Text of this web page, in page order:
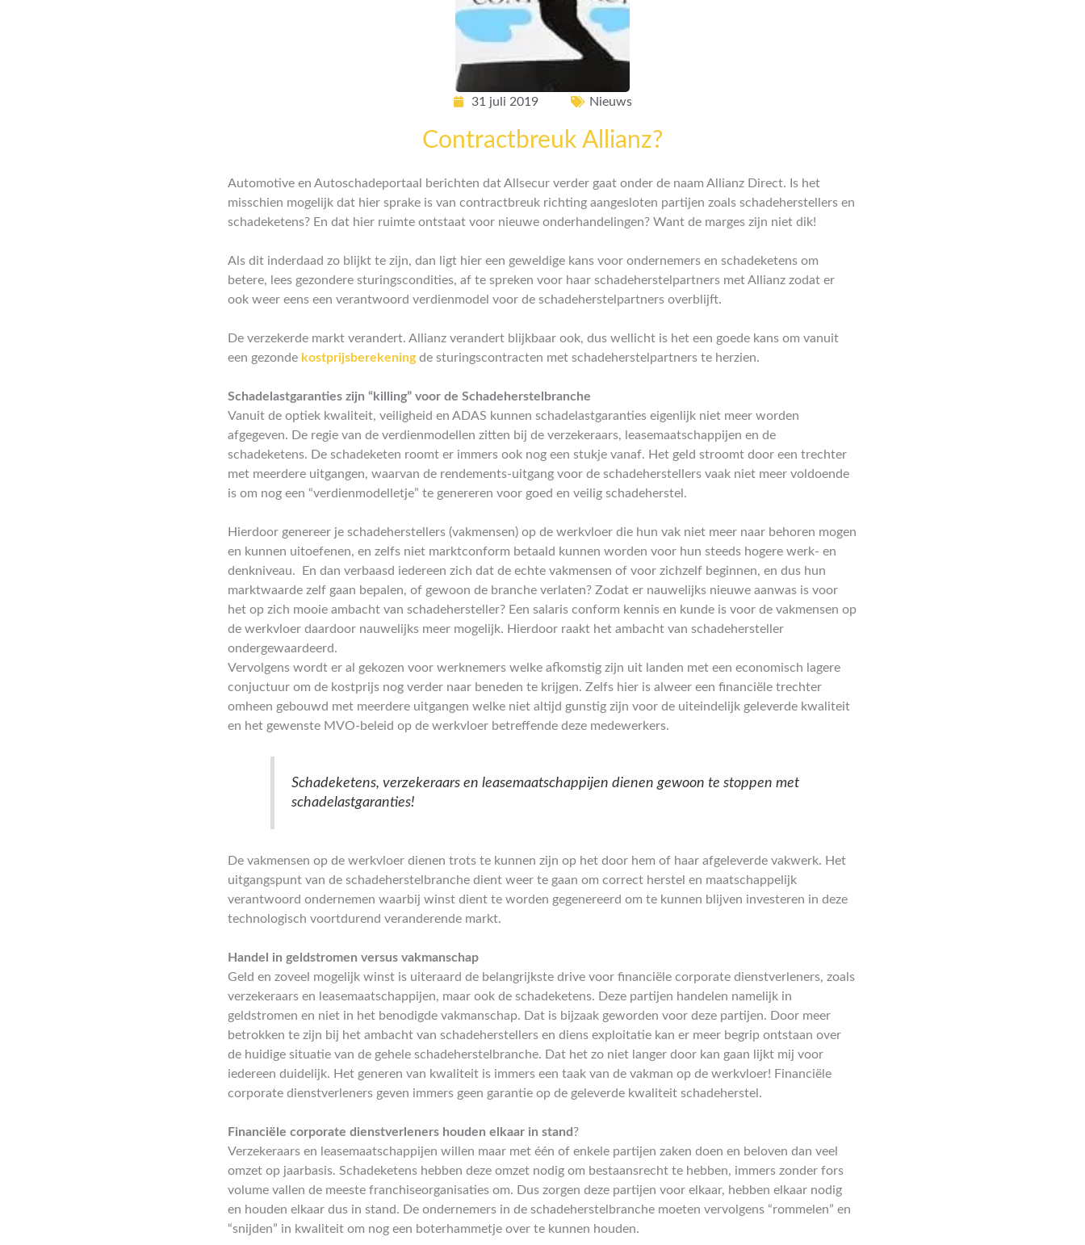
31 juli 2019 Nieuws
Contractbreuk Allianz?
Automotive en Autoschadeportaal berichten dat Allsecur verder gaat onder de naam Allianz Direct. Is het
misschien mogelijk dat hier sprake is van contractbreuk richting aangesloten partijen zoals schadeherstellers en
schadeketens? En dat hier ruimte ontstaat voor nieuwe onderhandelingen? Want de marges zijn niet dik!
Als dit inderdaad zo blijkt te zijn, dan ligt hier een geweldige kans voor ondernemers en schadeketens om
betere, lees gezondere sturingscondities, af te spreken voor haar schadeherstelpartners met Allianz zodat er
ook weer eens een verantwoord verdienmodel voor de schadeherstelpartners overblijft.
De verzekerde markt verandert. Allianz verandert blijkbaar ook, dus wellicht is het een goede kans om vanuit
een gezonde kostprijsberekening de sturingscontracten met schadeherstelpartners te herzien.
Schadelastgaranties zijn “killing” voor de Schadeherstelbranche
Vanuit de optiek kwaliteit, veiligheid en ADAS kunnen schadelastgaranties eigenlijk niet meer worden
afgegeven. De regie van de verdienmodellen zitten bij de verzekeraars, leasemaatschappijen en de
schadeketens. De schadeketen roomt er immers ook nog een stukje vanaf. Het geld stroomt door een trechter
met meerdere uitgangen, waarvan de rendements-uitgang voor de schadeherstellers vaak niet meer voldoende
is om nog een “verdienmodelletje” te genereren voor goed en veilig schadeherstel.
Hierdoor genereer je schadeherstellers (vakmensen) op de werkvloer die hun vak niet meer naar behoren mogen
en kunnen uitoefenen, en zelfs niet marktconform betaald kunnen worden voor hun steeds hogere werk- en
denkniveau. En dan verbaasd iedereen zich dat de echte vakmensen of voor zichzelf beginnen, en dus hun
marktwaarde zelf gaan bepalen, of gewoon de branche verlaten? Zodat er nauwelijks nieuwe aanwas is voor
het op zich mooie ambacht van schadehersteller? Een salaris conform kennis en kunde is voor de vakmensen op
de werkvloer daardoor nauwelijks meer mogelijk. Hierdoor raakt het ambacht van schadehersteller
ondergewaardeerd.
Vervolgens wordt er al gekozen voor werknemers welke afkomstig zijn uit landen met een economisch lagere
conjuctuur om de kostprijs nog verder naar beneden te krijgen. Zelfs hier is alweer een financiële trechter
omheen gebouwd met meerdere uitgangen welke niet altijd gunstig zijn voor de uiteindelijk geleverde kwaliteit
en het gewenste MVO-beleid op de werkvloer betreffende deze medewerkers.
Schadeketens, verzekeraars en leasemaatschappijen dienen gewoon te stoppen met
schadelastgaranties!
De vakmensen op de werkvloer dienen trots te kunnen zijn op het door hem of haar afgeleverde vakwerk. Het
uitgangspunt van de schadeherstelbranche dient weer te gaan om correct herstel en maatschappelijk
verantwoord ondernemen waarbij winst dient te worden gegenereerd om te kunnen blijven investeren in deze
technologisch voortdurend veranderende markt.
Handel in geldstromen versus vakmanschap
Geld en zoveel mogelijk winst is uiteraard de belangrijkste drive voor financiële corporate dienstverleners, zoals
verzekeraars en leasemaatschappijen, maar ook de schadeketens. Deze partijen handelen namelijk in
geldstromen en niet in het benodigde vakmanschap. Dat is bijzaak geworden voor deze partijen. Door meer
betrokken te zijn bij het ambacht van schadeherstellers en diens exploitatie kan er meer begrip ontstaan over
de huidige situatie van de gehele schadeherstelbranche. Dat het zo niet langer door kan gaan lijkt mij voor
iedereen duidelijk. Het generen van kwaliteit is immers een taak van de vakman op de werkvloer! Financiële
corporate dienstverleners geven immers geen garantie op de geleverde kwaliteit schadeherstel.
Financiële corporate dienstverleners houden elkaar in stand ?
Verzekeraars en leasemaatschappijen willen maar met één of enkele partijen zaken doen en beloven dan veel
omzet op jaarbasis. Schadeketens hebben deze omzet nodig om bestaansrecht te hebben, immers zonder fors
volume vallen de meeste franchiseorganisaties om. Dus zorgen deze partijen voor elkaar, hebben elkaar nodig
en houden elkaar dus in stand. De ondernemers in de schadeherstelbranche moeten vervolgens “rommelen” en
“snijden” in kwaliteit om nog een boterhammetje over te kunnen houden.